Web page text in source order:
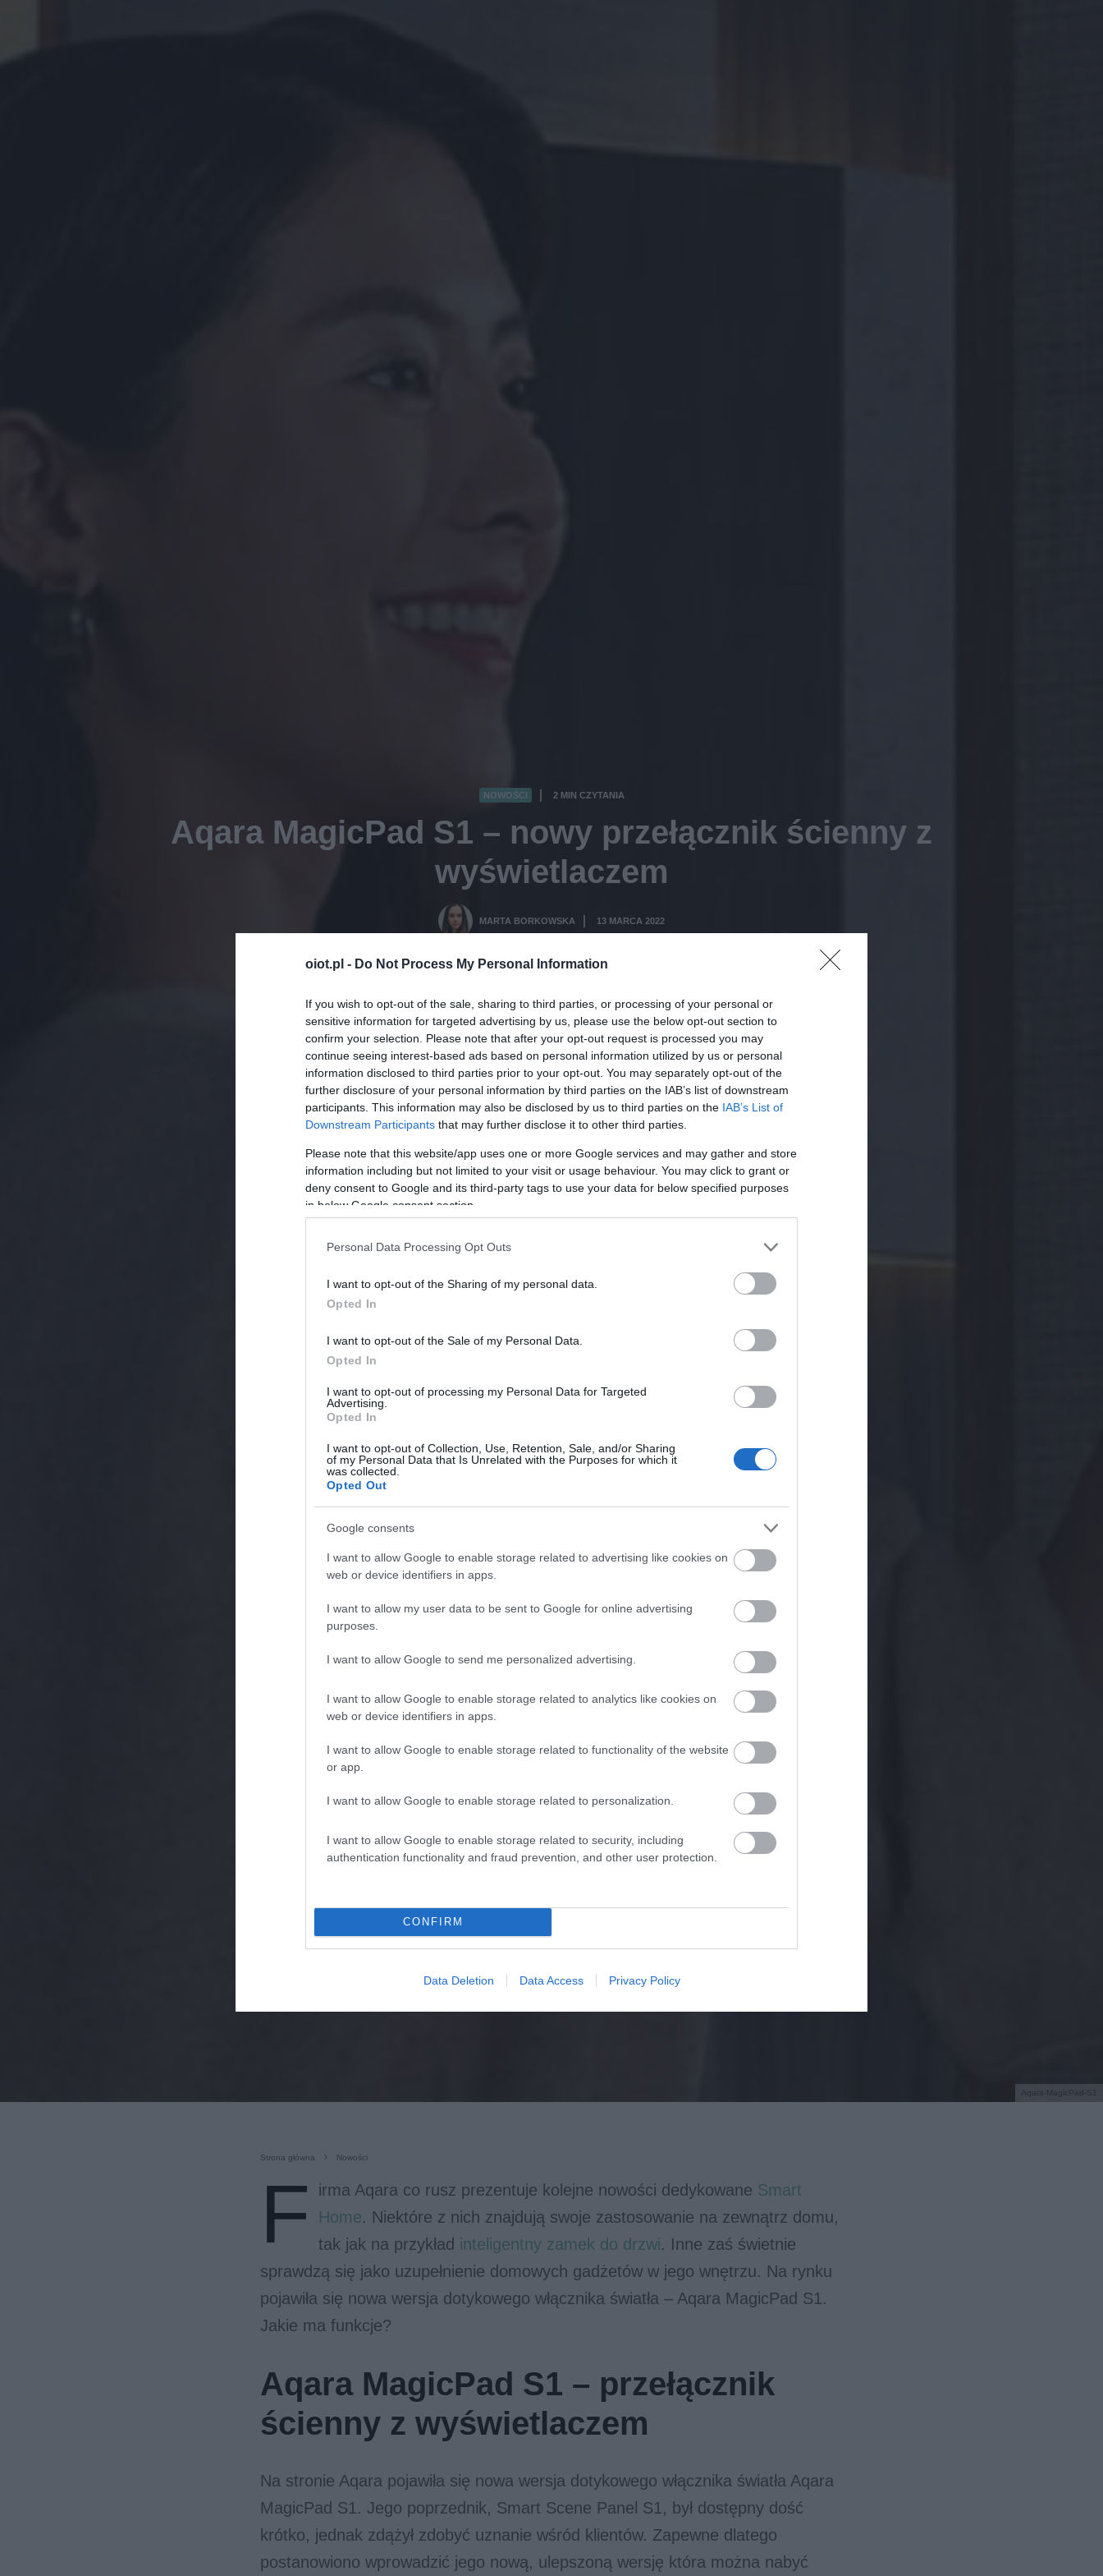
oiot.pl - Do Not Process My Personal Information
If you wish to opt-out of the sale, sharing to third parties, or processing of your personal or
sensitive information for targeted advertising by us, please use the below opt-out section to
confirm your selection. Please note that after your opt-out request is processed you may
continue seeing interest-based ads based on personal information utilized by us or personal
information disclosed to third parties prior to your opt-out. You may separately opt-out of the
further disclosure of your personal information by third parties on the IAB’s list of downstream
participants. This information may also be disclosed by us to third parties on the IAB’s List of
Downstream Participants that may further disclose it to other third parties.
Please note that this website/app uses one or more Google services and may gather and store
information including but not limited to your visit or usage behaviour. You may click to grant or
deny consent to Google and its third-party tags to use your data for below specified purposes
in below Google consent section.
Personal Data Processing Opt Outs
I want to opt-out of the Sharing of my personal data.
Opted In
I want to opt-out of the Sale of my Personal Data.
Opted In
I want to opt-out of processing my Personal Data for Targeted
Advertising.
Opted In
I want to opt-out of Collection, Use, Retention, Sale, and/or Sharing
of my Personal Data that Is Unrelated with the Purposes for which it
was collected.
Opted Out
Google consents
I want to allow Google to enable storage related to advertising like cookies on
web or device identifiers in apps.
I want to allow my user data to be sent to Google for online advertising
purposes.
I want to allow Google to send me personalized advertising.
I want to allow Google to enable storage related to analytics like cookies on
web or device identifiers in apps.
I want to allow Google to enable storage related to functionality of the website
or app.
I want to allow Google to enable storage related to personalization.
I want to allow Google to enable storage related to security, including
authentication functionality and fraud prevention, and other user protection.
CONFIRM
Data Deletion Data Access Privacy Policy
Aqara-MagicPad-S1
NOWOŚCI 2 MIN CZYTANIA
Aqara MagicPad S1 – nowy przełącznik ścienny z
wyświetlaczem
MARTA BORKOWSKA 13 MARCA 2022
Strona główna Nowości
F irma Aqara co rusz prezentuje kolejne nowości dedykowane Smart
Home. Niektóre z nich znajdują swoje zastosowanie na zewnątrz domu,
tak jak na przykład inteligentny zamek do drzwi. Inne zaś świetnie
sprawdzą się jako uzupełnienie domowych gadżetów w jego wnętrzu. Na rynku
pojawiła się nowa wersja dotykowego włącznika światła – Aqara MagicPad S1.
Jakie ma funkcje?
Aqara MagicPad S1 – przełącznik
ścienny z wyświetlaczem
Na stronie Aqara pojawiła się nowa wersja dotykowego włącznika światła Aqara
MagicPad S1. Jego poprzednik, Smart Scene Panel S1, był dostępny dość
krótko, jednak zdążył zdobyć uznanie wśród klientów. Zapewne dlatego
postanowiono wprowadzić jego nową, ulepszoną wersję która można nabyć